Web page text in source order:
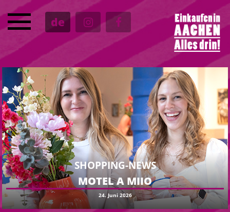
de
SERVICE
TERMINE
KULTUR
GASTRO
SHOPPING-NEWS
MOTEL A MIIO
24. Juni 2026